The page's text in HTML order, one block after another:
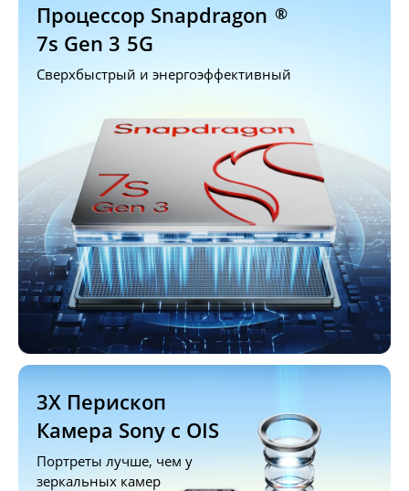
Портреты лучше, чем у
зеркальных камер
3Х Перископ
Камера Sony с OIS
Сверхбыстрый и энергоэффективный
Процессор Snapdragon ®
7s Gen 3 5G